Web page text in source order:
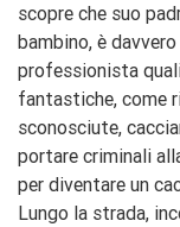
scopre che suo
bambino, è
professionista
fantastiche, come
sconosciute,
portare criminali
per diventare un
Lungo la strada,